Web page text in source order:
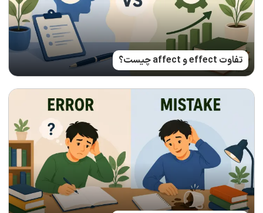
تفاوت effect و affect چیست؟